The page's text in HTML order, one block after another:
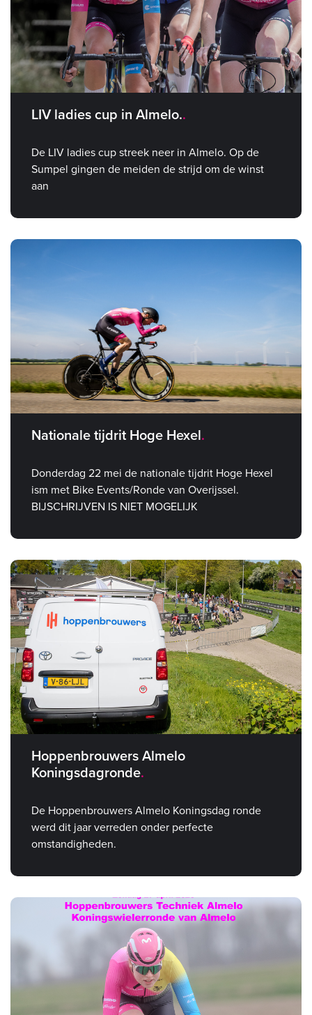
LIV ladies cup in Almelo.
De LIV ladies cup streek neer in Almelo. Op de
Sumpel gingen de meiden de strijd om de winst
aan
Nationale tijdrit Hoge Hexel
Donderdag 22 mei de nationale tijdrit Hoge Hexel
ism met Bike Events/Ronde van Overijssel.
BIJSCHRIJVEN IS NIET MOGELIJK
Hoppenbrouwers Almelo
Koningsdagronde
De Hoppenbrouwers Almelo Koningsdag ronde
werd dit jaar verreden onder perfecte
omstandigheden.